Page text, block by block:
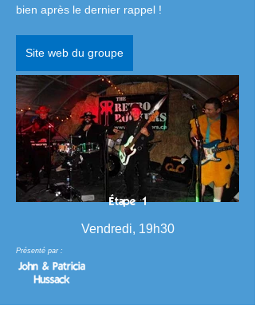
bien après le dernier rappel !
Site web du groupe
Étape 1
Vendredi, 19h30
Présenté par :